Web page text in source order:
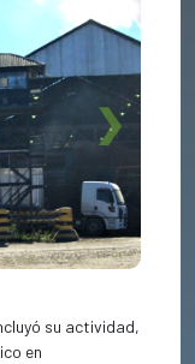
Next
su actividad,
en